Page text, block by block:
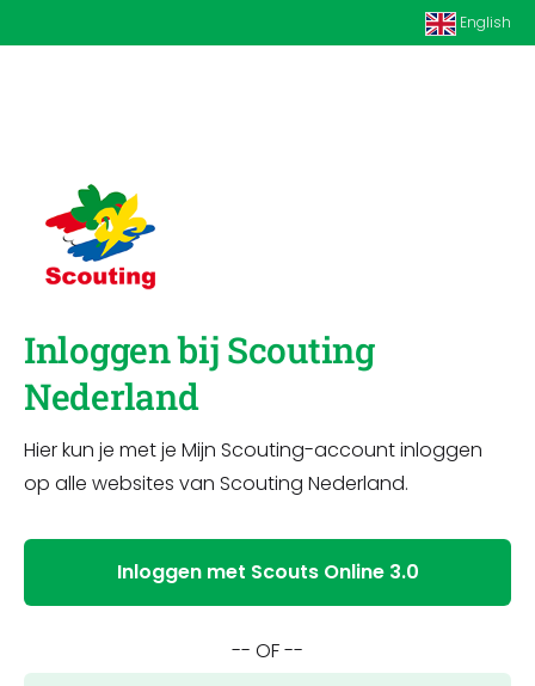
English
Inloggen bij Scouting
Nederland
Hier kun je met je Mijn Scouting-account inloggen
op alle websites van Scouting Nederland.
Inloggen met Scouts Online 3.0
-- OF --